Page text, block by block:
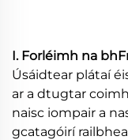
I. Forléimh na
Úsáidtear plátaí
ar a dtugtar
naisc iompair a
gcatagóirí